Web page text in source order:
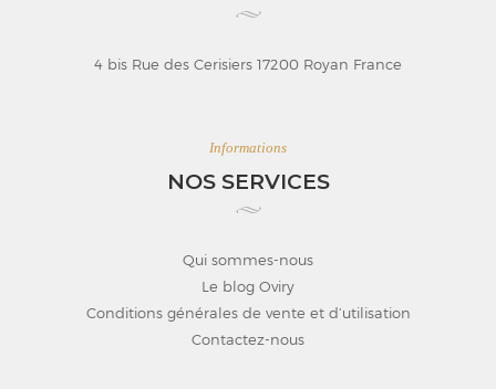
4 bis Rue des Cerisiers 17200 Royan France
Informations
NOS SERVICES
Qui sommes-nous
Le blog Oviry
Conditions générales de vente et d’utilisation
Contactez-nous